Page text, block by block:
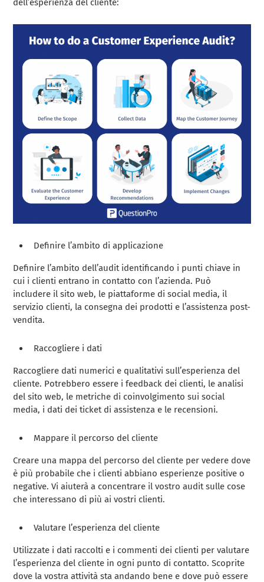
dell’esperienza del cliente:
Definire l’ambito di applicazione
Definire l’ambito dell’audit identificando i punti chiave in
cui i clienti entrano in contatto con l’azienda. Può
includere il sito web, le piattaforme di social media, il
servizio clienti, la consegna dei prodotti e l’assistenza post-
vendita.
Raccogliere i dati
Raccogliere dati numerici e qualitativi sull’esperienza del
cliente. Potrebbero essere i feedback dei clienti, le analisi
del sito web, le metriche di coinvolgimento sui social
media, i dati dei ticket di assistenza e le recensioni.
Mappare il percorso del cliente
Creare una mappa del percorso del cliente per vedere dove
è più probabile che i clienti abbiano esperienze positive o
negative. Vi aiuterà a concentrare il vostro audit sulle cose
che interessano di più ai vostri clienti.
Valutare l’esperienza del cliente
Utilizzate i dati raccolti e i commenti dei clienti per valutare
l’esperienza del cliente in ogni punto di contatto. Scoprite
dove la vostra attività sta andando bene e dove può essere